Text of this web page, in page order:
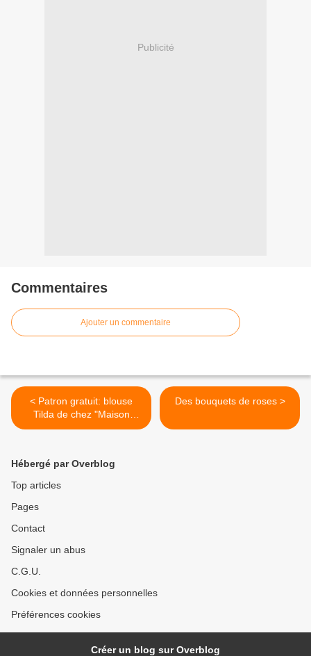
Publicité
Commentaires
Ajouter un commentaire
< Patron gratuit: blouse
Tilda de chez "Maison
Fauve"
Des bouquets de roses >
Hébergé par Overblog
Top articles
Pages
Contact
Signaler un abus
C.G.U.
Cookies et données personnelles
Préférences cookies
Créer un blog sur Overblog